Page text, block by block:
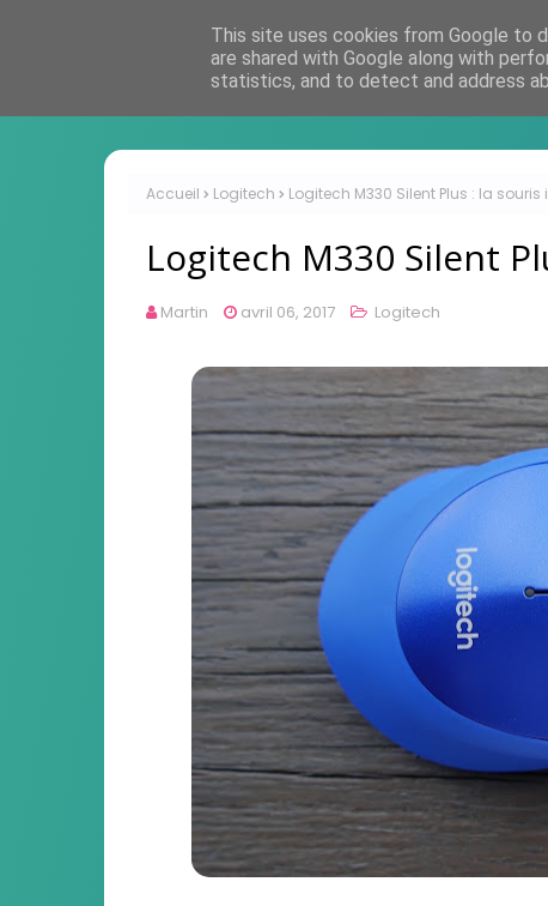
Accueil Logitech Logitech M330 Silent Plus : la
Logitech M330 Silent
Martin avril 06, 2017 Logitech
This site uses cookies from Google to
are shared with Google along with
statistics, and to detect and address